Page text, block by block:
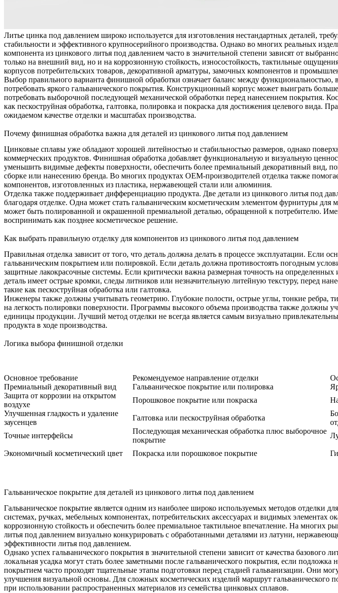
Литье цинка под давлением широко используется для изготовления нестандартных деталей,
стабильности и эффективного крупносерийного производства. Однако во многих реальных
компонента из цинкового литья под давлением часто в значительной степени зависят от
только на внешний вид, но и на коррозионную стойкость, износостойкость, тактильные
корпусов потребительских товаров, декоративной арматуры, замочных компонентов и
Выбор правильного варианта финишной обработки означает баланс между
потребовать яркого гальванического покрытия. Конструкционный корпус может выиграть
потребовать выборочной последующей механической обработки перед нанесением покрытия.
как пескоструйная обработка, галтовка, полировка и покраска для достижения целевого вида.
ожидаемом качестве отделки и масштабах производства.
Почему финишная обработка важна для деталей из цинкового литья под давлением
Цинковые сплавы уже обладают хорошей литейностью и стабильностью размеров, однако
коммерческих продуктов. Финишная обработка добавляет функциональную и визуальную
уменьшить видимые дефекты поверхности, обеспечить более премиальный декоративный вид,
сборке или нанесению бренда. Во многих продуктах OEM-производителей отделка также
компонентов, изготовленных из пластика, нержавеющей стали или алюминия.
Отделка также поддерживает дифференциацию продукта. Две детали из цинкового литья под
благодаря отделке. Одна может стать гальваническим косметическим элементом фурнитуры
может быть полированной и окрашенной премиальной деталью, обращенной к потребителю.
воспринимать как позднее косметическое решение.
Как выбрать правильную отделку для компонентов из цинкового литья под давлением
Правильная отделка зависит от того, что деталь должна делать в процессе эксплуатации.
гальваническим покрытием или полировкой. Если деталь должна противостоять погодным
защитные лакокрасочные системы. Если критически важна размерная точность на
деталь имеет острые кромки, следы литников или незначительную литейную текстуру, перед
такие как пескоструйная обработка или галтовка.
Инженеры также должны учитывать геометрию. Глубокие полости, острые углы, тонкие ребра,
на легкость полировки поверхности. Программы высокого объема производства также должны
единицы продукции. Лучший метод отделки не всегда является самым визуально
продукта в ходе производства.
Логика выбора финишной отделки
Основное требование Рекомендуемое направление отделки
Премиальный декоративный вид
Гальваническое покрытие или полировка
Защита от коррозии на открытом
воздухе
Порошковое покрытие или покраска
Улучшенная гладкость и удаление
заусенцев
Галтовка или пескоструйная обработка
Точные интерфейсы
Последующая механическая обработка плюс выборочное
покрытие
Экономичный косметический цвет
Покраска или порошковое покрытие
Гальваническое покрытие для деталей из цинкового литья под давлением
Гальваническое покрытие является одним из наиболее широко используемых методов отделки
системах, ручках, мебельных компонентах, потребительских аксессуарах и видимых элементах
коррозионную стойкость и обеспечить более премиальное тактильное впечатление. На многих
литья под давлением визуально конкурировать с обработанными деталями из латуни,
эффективности литья под давлением.
Однако успех гальванического покрытия в значительной степени зависит от качества
локальная усадка могут стать более заметными после гальванического покрытия, если
покрытием часто проходят тщательные этапы подготовки перед стадией гальванизации. Они
улучшения визуальной основы. Для сложных косметических изделий маршрут гальванического
при использовании распространенных материалов из семейства цинковых сплавов.